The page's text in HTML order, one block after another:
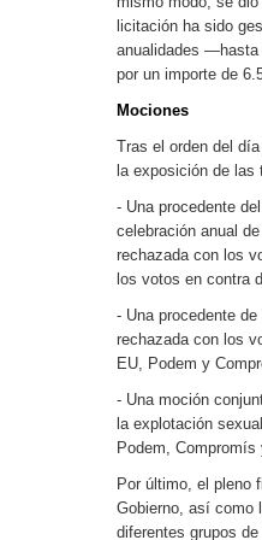
licitación ha sido
anualidades —hasta
por un importe de
Mociones
Tras el orden del
la exposición de las
- Una procedente
celebración anual
rechazada con los
los votos en contra
- Una procedente
rechazada con los
EU, Podem y
- Una moción
la explotación
Podem,
Por último, el pleno
Gobierno, así como
diferentes grupos